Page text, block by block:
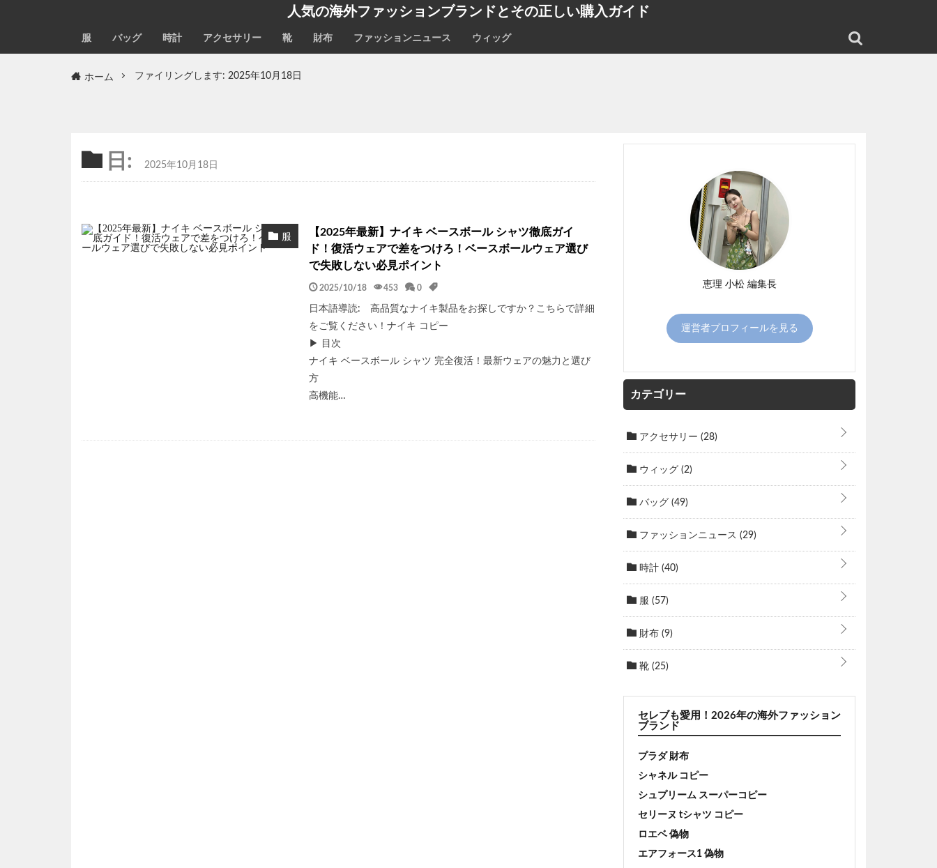
人気の海外ファッションブランドとその正しい購入ガイド
服 バッグ 時計 アクセサリー 靴 財布 ファッションニュース ウィッグ
ホーム ファイリングします: 2025年10月18日
日: 2025年10月18日
服
【2025年最新】ナイキ ベースボール シャツ徹底ガイ
ド！復活ウェアで差をつけろ！ベースボールウェア選び
で失敗しない必見ポイント
2025/10/18 453 0
日本語導読: 高品質なナイキ製品をお探しですか？こちらで詳細
をご覧ください！ナイキ コピー
▶ 目次
ナイキ ベースボール シャツ 完全復活！最新ウェアの魅力と選び
方
高機能…
恵理 小松 編集長
運営者プロフィールを見る
カテゴリー
アクセサリー (28)
ウィッグ (2)
バッグ (49)
ファッションニュース (29)
時計 (40)
服 (57)
財布 (9)
靴 (25)
セレブも愛用！2026年の海外ファッション
ブランド
プラダ 財布
シャネル コピー
シュプリーム スーパーコピー
セリーヌ tシャツ コピー
ロエベ 偽物
エアフォース1 偽物